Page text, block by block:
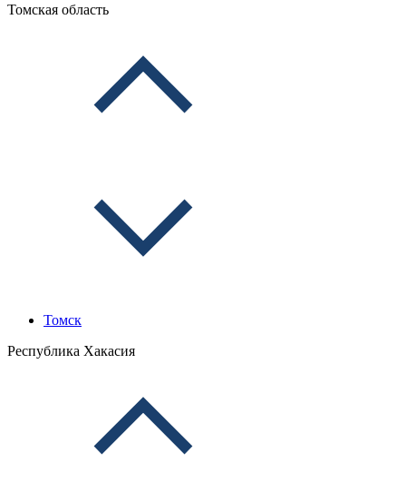
Томская область
Томск
Республика Хакасия